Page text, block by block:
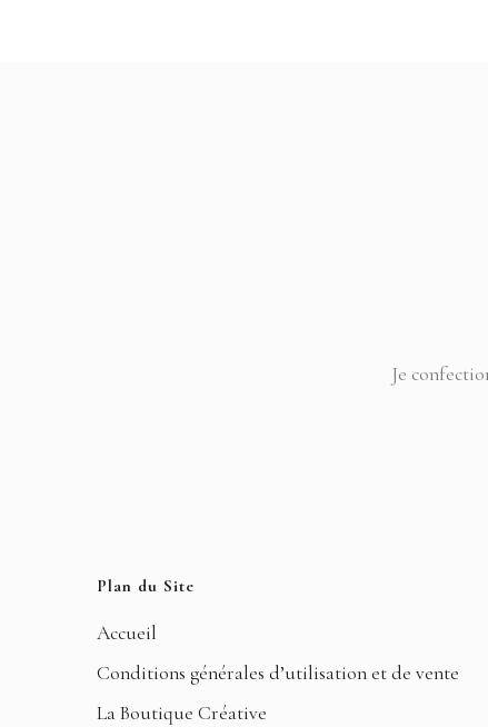
Je
Plan du Site
Accueil
Conditions générales d’utilisation et de vente
La Boutique Créative